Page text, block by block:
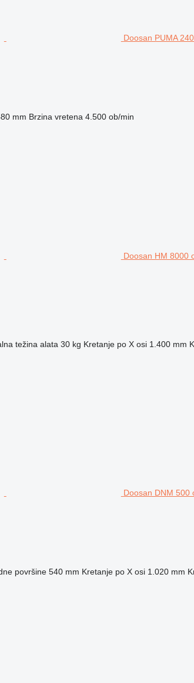
Doosan PUMA
mm Brzina vretena 4.500 ob/min
Doosan HM 8000
težina alata 30 kg Kretanje po X osi 1.400 mm
Doosan DNM 500
površine 540 mm Kretanje po X osi 1.020 mm